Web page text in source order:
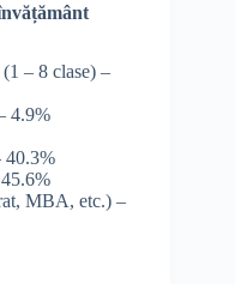
– 8 clase) –
4.9%
40.3%
MBA, etc.) –